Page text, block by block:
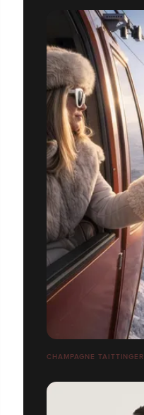
CHAMPAGNE TAITTINGER